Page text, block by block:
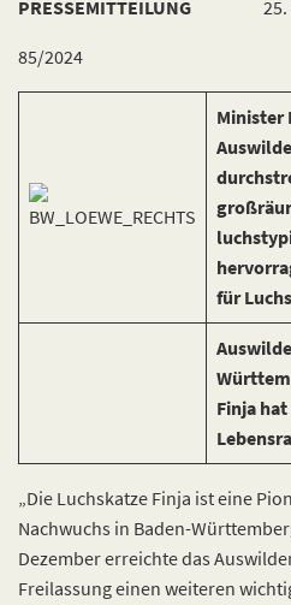
PRESSEMITTEILUNG
85/2024
Minister
für
Finja
„Die Luchskatze Finja ist eine
Nachwuchs in Baden-
Dezember erreichte das
Freilassung einen weiteren